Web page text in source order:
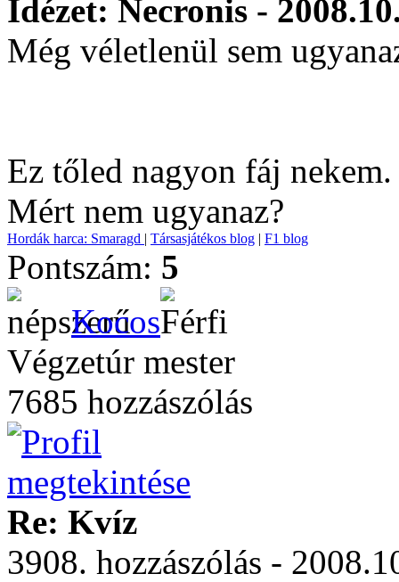
Idézet: Necronis -
Még véletlenül sem
Ez tőled nagyon fáj
Mért nem ugyanaz?
Hordák harca: Smaragd | Társasjátékos blog | F1 blog
Pontszám: 5
Kocos
Végzetúr mester
7685 hozzászólás
Re: Kvíz
3908. hozzászólás -